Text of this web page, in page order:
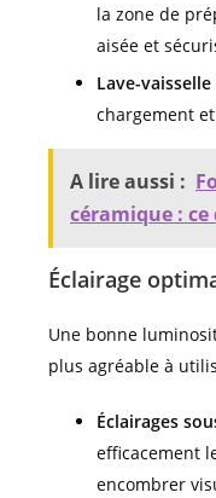
la zone de
aisée et
Lave-vaisselle
chargement
A lire aussi :
céramique :
Éclairage
Une bonne
plus agréable à
Éclairages
efficacement
encombrer